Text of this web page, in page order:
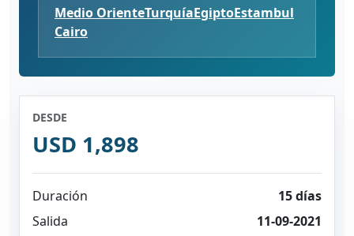
Medio OrienteTurquíaEgiptoEstambul
Cairo
DESDE
USD 1,898
Duración
15 días
Salida
11-09-2021